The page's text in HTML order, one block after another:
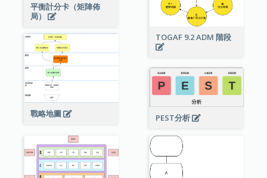
TOGAF 9.2 ADM 階段
平衡計分卡（矩陣佈
局）
戰略地圖 PEST分析